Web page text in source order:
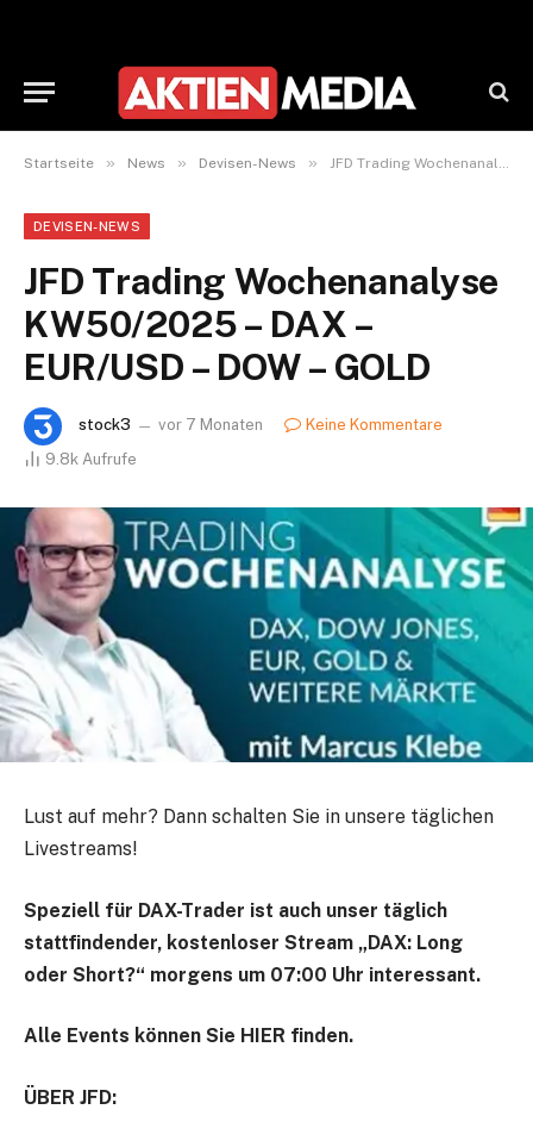
Startseite » News » Devisen-News » JFD Trading Wochenanalyse KW50/2025 – DAX – EUR/USD – DOW – GOLD
DEVISEN-NEWS
JFD Trading Wochenanalyse
KW50/2025 – DAX –
EUR/USD – DOW – GOLD
stock3 vor 7 Monaten
Keine Kommentare
9.8k Aufrufe
Lust auf mehr? Dann schalten Sie in unsere täglichen
Livestreams!
Speziell für DAX-Trader ist auch unser täglich
stattfindender, kostenloser Stream „DAX: Long
oder Short?“ morgens um 07:00 Uhr interessant.
Alle Events können Sie HIER finden.
ÜBER JFD: